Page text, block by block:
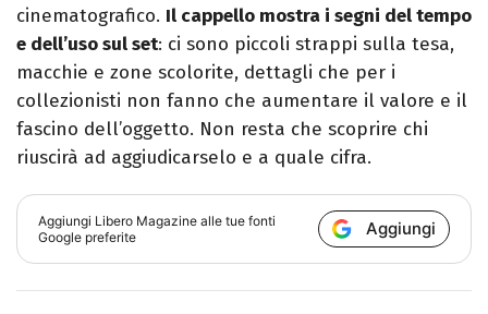
cinematografico. Il cappello mostra i segni del tempo
e dell’uso sul set: ci sono piccoli strappi sulla tesa,
macchie e zone scolorite, dettagli che per i
collezionisti non fanno che aumentare il valore e il
fascino dell’oggetto. Non resta che scoprire chi
riuscirà ad aggiudicarselo e a quale cifra.
Aggiungi Libero Magazine alle tue fonti
Google preferite
Aggiungi